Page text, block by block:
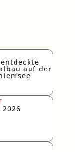
auf der
2026